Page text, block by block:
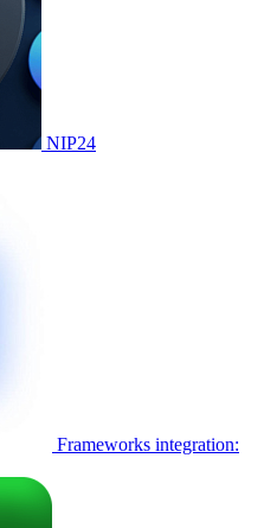
NIP24
Frameworks integration: